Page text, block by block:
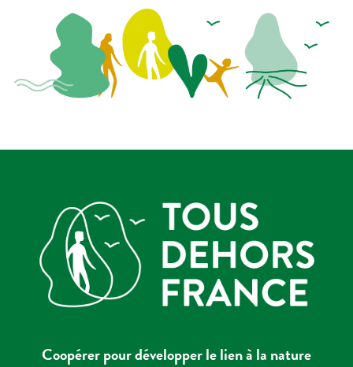
Coopérer pour développer le lien à la nature